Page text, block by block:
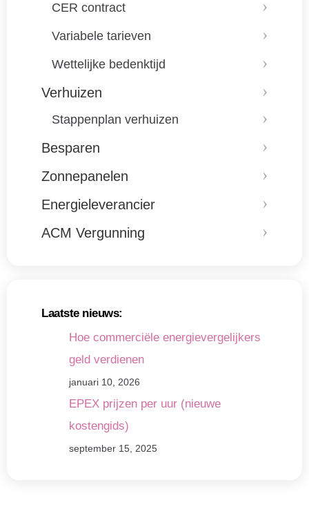
CER contract
Variabele tarieven
Wettelijke bedenktijd
Verhuizen
Stappenplan verhuizen
Besparen
Zonnepanelen
Energieleverancier
ACM Vergunning
Laatste nieuws:
Hoe commerciële energievergelijkers
geld verdienen
januari 10, 2026
EPEX prijzen per uur (nieuwe
kostengids)
september 15, 2025